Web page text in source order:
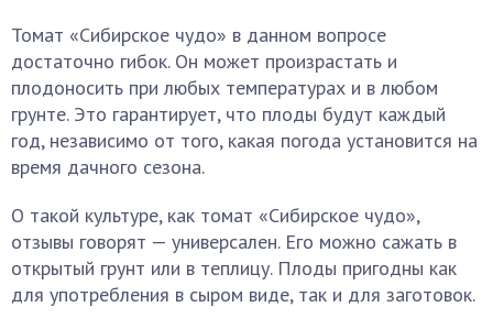
Томат «Сибирское чудо» в данном вопросе
достаточно гибок. Он может произрастать и
плодоносить при любых температурах и в любом
грунте. Это гарантирует, что плоды будут каждый
год, независимо от того, какая погода установится на
время дачного сезона.
О такой культуре, как томат «Сибирское чудо»,
отзывы говорят — универсален. Его можно сажать в
открытый грунт или в теплицу. Плоды пригодны как
для употребления в сыром виде, так и для заготовок.